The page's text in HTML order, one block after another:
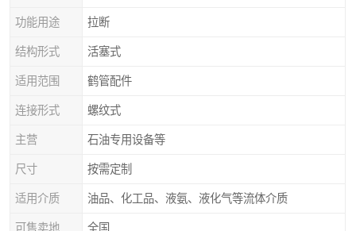
功能用途 拉断
结构形式 活塞式
适用范围 鹤管配件
连接形式 螺纹式
主营 石油专用设备等
尺寸 按需定制
适用介质 油品、化工品、液氨、液化气等流体介质
可售卖地 全国